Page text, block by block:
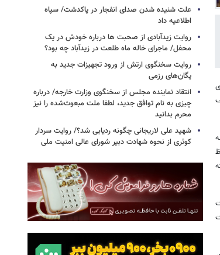
علت شنیده شدن صدای انفجار در پاکدشت/ سپاه
اطلاعیه داد
روایت زیدآبادی از صحبت ها درباره خودش در یک
محفل/ ماجرای خاله ماه طلعت در زیدآباد چه بود؟
روایت سخنگوی ارتش از ورود تجهیزات جدید به
یگان‌های رزمی
انتقاد نماینده مجلس از سخنگوی وزارت خارجه/ درباره
چیزی به نام توافق جدید، لطفا ملت مبعوث‌شده را نیز
محرم بدانید
شهید علی لاریجانی چگونه ردیابی شد؟/ روایت سردار
کوثری از نحوه شهادت دبیر شورای عالی امنیت ملی